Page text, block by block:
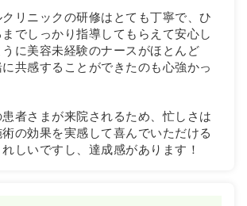
リニックの研修はとても丁寧で、ひ
でしっかり指導してもらえて安心し
に美容未経験のナースがほとんど
共感することができたのも心強かっ
者さまが来院されるため、忙しさは
の効果を実感して喜んでいただける
しいですし、達成感があります！